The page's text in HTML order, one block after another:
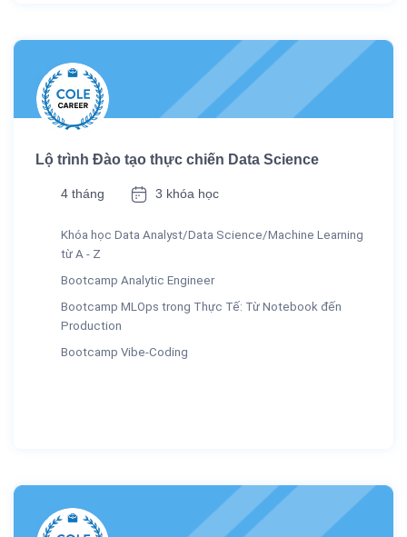
Lộ trình Đào tạo thực chiến Data Science
4 tháng 3 khóa học
Khóa học Data Analyst/Data Science/Machine Learning
từ A - Z
Bootcamp Analytic Engineer
Bootcamp MLOps trong Thực Tế: Từ Notebook đến
Production
Bootcamp Vibe-Coding